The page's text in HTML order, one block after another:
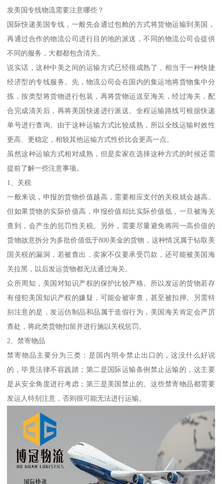
发美国专线物流需要注意哪些？
国际快递美国专线，一般先会通过包舱的方式将货物运输到美国，
再通过合作的物流公司进行目的地的派送，不同的物流公司会提供
不同的服务，大都都包含清关。
说实话，这种中美之间的运输方式已经很成熟了，相当于一种快捷
经济型的专线服务。先，物流公司会在国内的集运地将货物集中分
拣，按类型将货物进行包装，再将货物运送至海关，经过海关，配
合完成清关后，再将美国快递进行派送。全程运输路线可根据快递
单号进行查询。由于这种运输方式比较成熟，所以全线运输时效性
更高、更稳定，相较其他运输方式性价比会更高一点。
虽然这种运输方式相对成熟，但是卖家在选择这种方式的时候还需
提前了解一些注意事项。
1、关税
一般来说，申报的货物价值越高，需要相应支付的关税就会越高。
但如果货物的实际价值高，申报价值却比实际价值低，一旦被海关
查到，会产生的惩罚性关税。另外，需要尽量避免将同一高价值的
货物故意拆分为多批价值低于800美金的货物，这种情况属于钻取美
国关税的漏洞，若被查出，卖家不仅要承受罚款，还可能被美国海
关拉黑，以后发运货物都无法通过海关。
众所周知，美国对知识产权的保护比较严格。所以发运的货物若存
有侵犯美国知识产权的嫌疑，可能会被审查，甚至被扣押。另需特
别注意的是，发运仿制品和品属于造假行为，美国海关肯定会严厉
查处，将此类货物扣留并进行施以关税惩罚。
2、禁寄物品
禁寄物品主要分为三类：是国内明令禁止出口的，这没什么好说
的，毕竟法律不容践踏；第二是国际运输条例禁止运输的，这主要
是从安全角度进行考虑；第三是美国禁止的。这些禁寄物品都需要
发运人特别注意，否则很可能无法进行运输。